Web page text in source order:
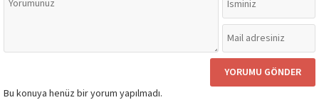
Bu konuya henüz bir yorum yapılmadı.